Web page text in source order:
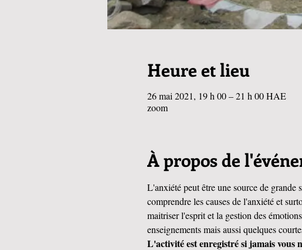
Heure et lieu
26 mai 2021, 19 h 00 – 21 h 00 HAE
zoom
À propos de
L'anxiété peut être une source de
comprendre les causes de l'anxiété et
maitriser l'esprit et la gestion des
enseignements mais aussi quelques
L'activité est enregistré si jamais vous